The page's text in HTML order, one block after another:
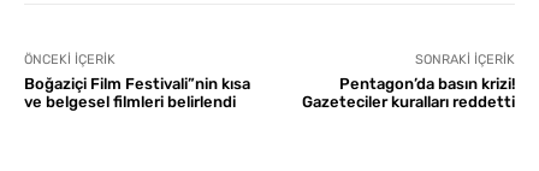
ÖNCEKI İÇERIK
Boğaziçi Film Festivali”nin kısa
ve belgesel filmleri belirlendi
SONRAKI İÇERIK
Pentagon’da basın krizi!
Gazeteciler kuralları reddetti